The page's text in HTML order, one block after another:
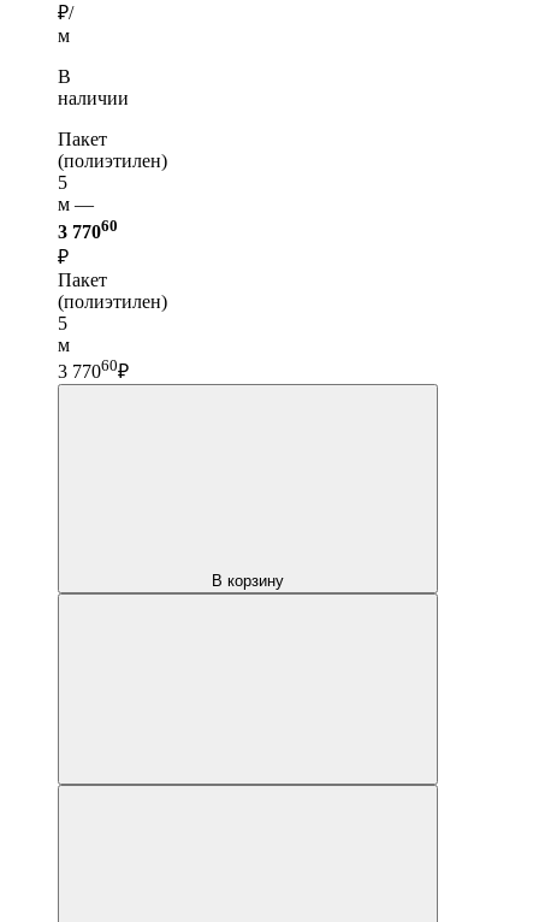
₽/
м
В
наличии
Пакет
(полиэтилен)
5
м —
3 77060
₽
Пакет
(полиэтилен)
5
м
3 77060₽
В корзину